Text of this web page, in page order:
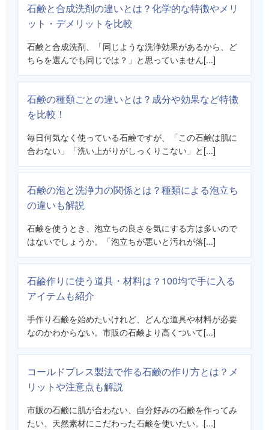
石鹸と合成洗剤の違いとは？化学的な特徴やメリ
ット・デメリットを比較
石鹸と合成洗剤、「同じような洗浄効果があるから、ど
ちらを選んでも同じでは？」と思っていません[...]
石鹸の種類ごとの違いとは？成分や効果など特徴
を比較！
毎日何気なく使っている石鹸ですが、「この石鹸は肌に
合わない」「洗い上がりがしっくりこない」と[...]
石鹸の泡と洗浄力の関係とは？種類による泡立ち
の違いも解説
石鹸を使うとき、泡立ちの良さを気にする方は多いので
はないでしょうか。「泡立ちが悪いと汚れが落[...]
石鹼作りに使う道具・材料は？100均で手に入る
アイテムも紹介
手作り石鹸を始めたいけれど、どんな道具や材料が必要
なのかわからない。市販の石鹸より高くついて[...]
コールドプレス製法で作る石鹸の作り方とは？メ
リットや注意点も解説
市販の石鹸に肌が合わない、自分好みの石鹸を作ってみ
たい、天然素材にこだわった石鹸を使いたい。[...]